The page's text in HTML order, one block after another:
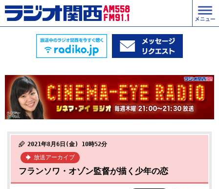
2021年8月6日(金) 10時52分
放送アーカイブ
フランソワ・オゾン監督が描く少年の恋